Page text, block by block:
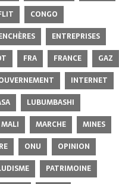
CONGO
ENTREPRISES
FRA FRANCE
GAZ
INTERNET
LUBUMBASHI
MALI MARCHE
MINES
ONU
OPINION
PATRIMOINE